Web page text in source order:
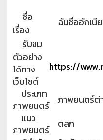
ชื่อ
เรื่อง
ฉันชื่ออักเนี
รับชม
ตัวอย่าง
ได้ทาง
เว็บไซต์
https://
ประเภท
ภาพยนตร์
ภาพยนตร์ต่
แนว
ภาพยนตร์
ตลก